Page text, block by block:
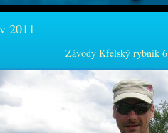
2011
Závody Kfelský rybník 6